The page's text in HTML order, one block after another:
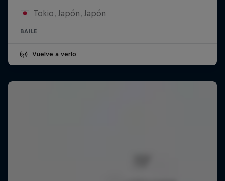
Tokio, Japón, Japón
BAILE
Vuelve a verlo